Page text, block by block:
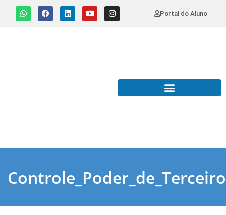
Portal do Aluno